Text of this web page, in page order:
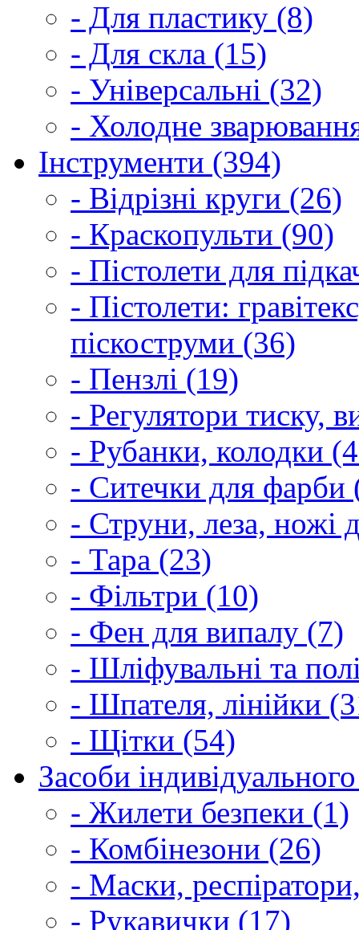
- Для пластику (8)
- Для скла (15)
- Універсальні (32)
- Холодне
Інструменти (394)
- Відрізні круги (26)
- Краскопульти (90)
- Пістолети для
- Пістолети:
піскоструми (36)
- Пензлі (19)
- Регулятори тиску,
- Рубанки, колодки
- Ситечки для фарби
- Струни, леза, ножі
- Тара (23)
- Фільтри (10)
- Фен для випалу (7)
- Шліфувальні та
- Шпателя, лінійки
- Щітки (54)
Засоби
- Жилети безпеки (1)
- Комбінезони (26)
- Маски,
- Рукавички (17)